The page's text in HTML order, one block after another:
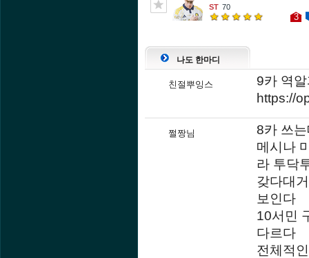
70
3
나도 한마디
친절뿌잉스
9카 역
https://
쩔짱님
8카 쓰
메시나
라 투닥
갖다대
보인다
10서민
다르다
전체적